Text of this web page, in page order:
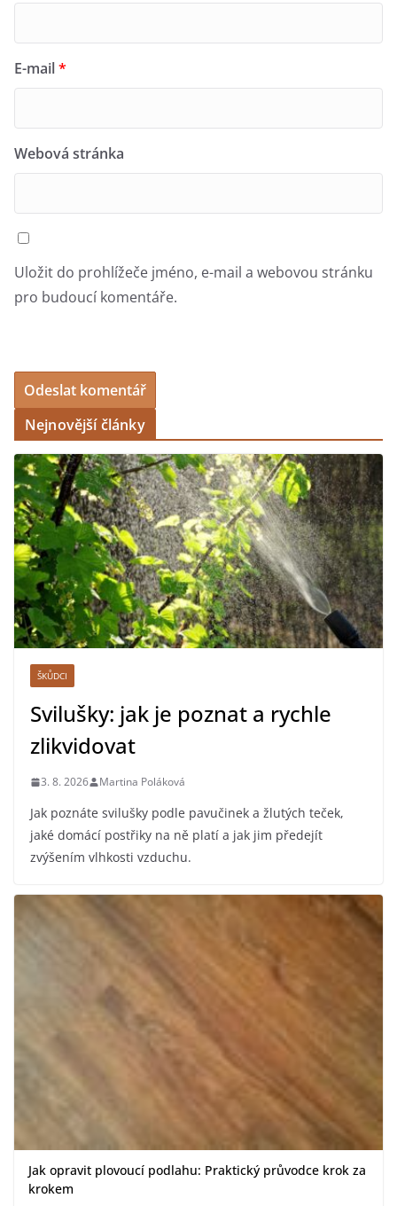
E-mail*
Webová stránka
Uložit do prohlížeče jméno, e-mail a webovou stránku
pro budoucí komentáře.
Nejnovější články
ŠKŮDCI
Svilušky: jak je poznat a rychle
zlikvidovat
3. 8. 2026 Martina Poláková
Jak poznáte svilušky podle pavučinek a žlutých teček,
jaké domácí postřiky na ně platí a jak jim předejít
zvýšením vlhkosti vzduchu.
Jak opravit plovoucí podlahu: Praktický průvodce krok za
krokem